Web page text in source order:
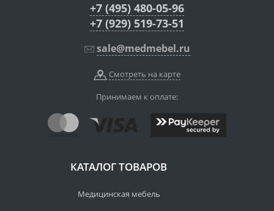
+7 (495) 480-05-96
+7 (929) 519-73-51
sale@medmebel.ru
Смотреть на карте
Принимаем к оплате:
КАТАЛОГ ТОВАРОВ
Медицинская мебель